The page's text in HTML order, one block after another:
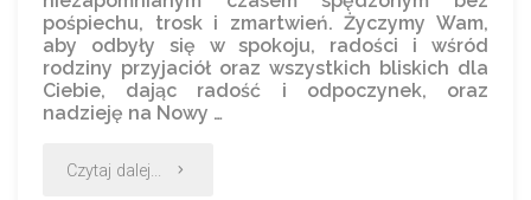
pośpiechu, trosk i zmartwień. Życzymy Wam,
aby odbyły się w spokoju, radości i wśród
rodziny przyjaciół oraz wszystkich bliskich dla
Ciebie, dając radość i odpoczynek, oraz
nadzieję na Nowy …
Czytaj dalej...